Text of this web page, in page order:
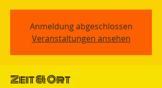
Anmeldung abgeschlossen
Veranstaltungen ansehen
Zeit & Ort